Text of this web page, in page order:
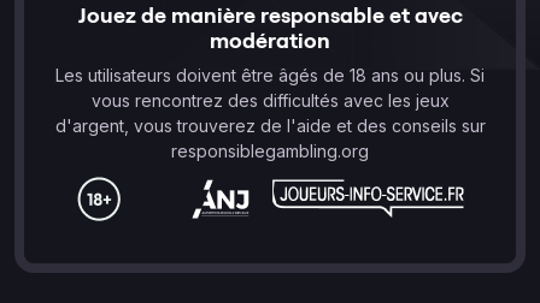
Jouez de manière responsable et avec
modération
Les utilisateurs doivent être âgés de 18 ans ou plus. Si
vous rencontrez des difficultés avec les jeux
d'argent, vous trouverez de l'aide et des conseils sur
responsiblegambling.org